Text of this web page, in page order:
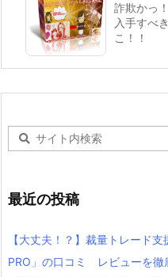
詐欺かっ
入手す
こ！！
最近の投稿
【大丈夫！？】裁量トレード
PRO」の口コミ レビューを徹